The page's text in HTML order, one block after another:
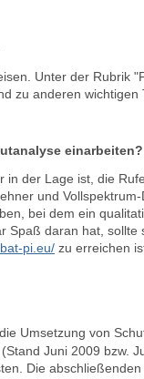
Unter der Rubrik
zu anderen wichtigen
einarbeiten?
der Lage ist, die
und
bei dem ein
Spaß daran hat, sollte
pi.eu/ zu erreichen
Umsetzung von
Juni 2009 bzw.
Die